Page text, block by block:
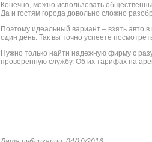
Конечно, можно использовать
Да и гостям города довольно сложно
Поэтому идеальный вариант – взять авто
один день. Так вы точно успеете
Нужно только найти надежную фирму с
проверенную службу. Об их тарифах на